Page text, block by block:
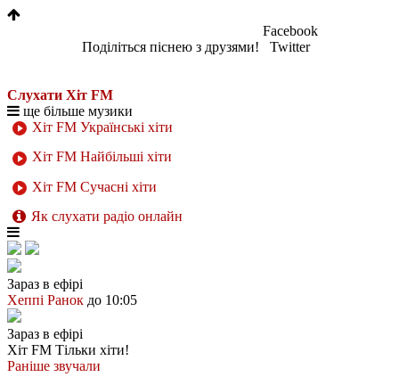
Поділіться піснею з друзями!
Facebook
Twitter
Слухати Хіт FM
ще більше музики
Хіт FM Українські хіти
Хіт FM Найбільші хіти
Хіт FM Сучасні хіти
Як слухати радіо онлайн
Зараз в ефірі
Хеппі Ранок до 10:05
Зараз в ефірі
Хіт FM Тільки хіти!
Раніше звучали